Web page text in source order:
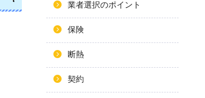
業者選択のポイント
保険
断熱
契約